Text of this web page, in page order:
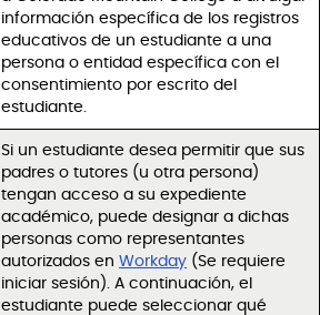
información específica de los registros
educativos de un estudiante a una
persona o entidad específica con el
consentimiento por escrito del
estudiante.
Si un estudiante desea permitir que sus
padres o tutores (u otra persona)
tengan acceso a su expediente
académico, puede designar a dichas
personas como representantes
autorizados en Workday (Se requiere
iniciar sesión). A continuación, el
estudiante puede seleccionar qué